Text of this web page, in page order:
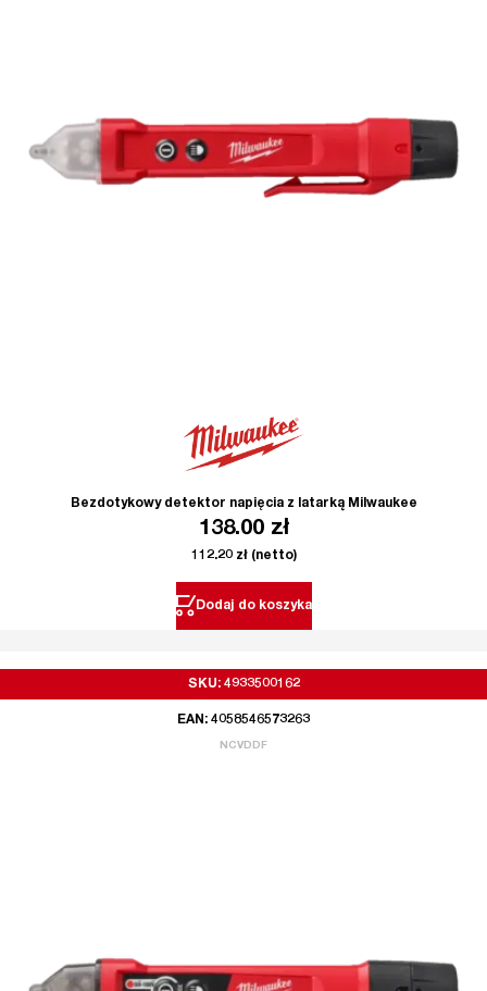
Bezdotykowy detektor napięcia z latarką Milwaukee
138.00 zł
112.20 zł(netto)
Dodaj do koszyka
SKU: 4933500162
EAN: 4058546573263
NCVDDF